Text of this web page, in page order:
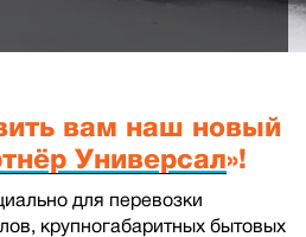
вам наш новый
Универсал»!
для перевозки
крупногабаритных бытовых